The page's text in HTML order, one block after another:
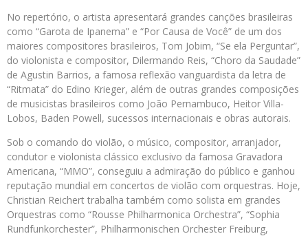
No repertório, o artista apresentará grandes canções brasileiras
como “Garota de Ipanema” e “Por Causa de Você” de um dos
maiores compositores brasileiros, Tom Jobim, “Se ela Perguntar”,
do violonista e compositor, Dilermando Reis, “Choro da Saudade”
de Agustin Barrios, a famosa reflexão vanguardista da letra de
“Ritmata” do Edino Krieger, além de outras grandes composições
de musicistas brasileiros como João Pernambuco, Heitor Villa-
Lobos, Baden Powell, sucessos internacionais e obras autorais.
Sob o comando do violão, o músico, compositor, arranjador,
condutor e violonista clássico exclusivo da famosa Gravadora
Americana, “MMO”, conseguiu a admiração do público e ganhou
reputação mundial em concertos de violão com orquestras. Hoje,
Christian Reichert trabalha também como solista em grandes
Orquestras como “Rousse Philharmonica Orchestra”, “Sophia
Rundfunkorchester”, Philharmonischen Orchester Freiburg,